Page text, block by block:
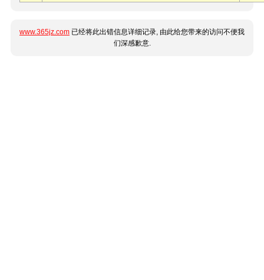
www.365jz.com 已经将此出错信息详细记录, 由此给您带来的访问不便我
们深感歉意.